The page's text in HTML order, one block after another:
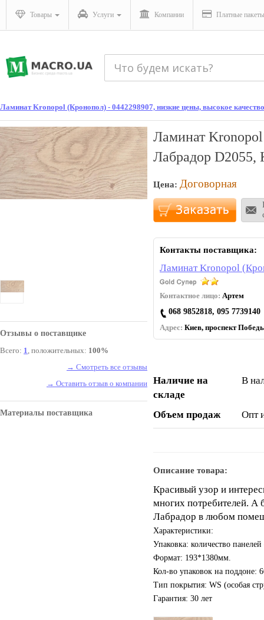
Товары Услуги Компании Платные пакеты
Ламинат Kronopol (Кронопол) - 0442298907, низкие цены, высокое
Отзывы о поставщике
Всего: 1, положительных: 100%
→ Смотреть все отзывы
→ Оставить отзыв о компании
Материалы поставщика
Ламинат
Лабрадор D2055,
Цена: Договорная
Контакты поставщика:
Ламинат Kronopol
Контактное лицо: Артем
068 9852818, 095 7739140
Адрес: Киев, проспект
Наличие на
складе
В
Объем продаж Опт
Описание товара:
Красивый узор и
многих потребителей. А
Лабрадор в любом
Характеристики:
Упаковка: количество
Формат: 193*1380мм.
Кол-во упаковок на поддоне:
Тип покрытия: WS (особая
Гарантия: 30 лет